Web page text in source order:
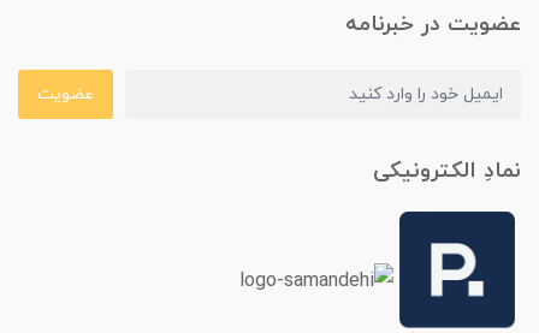
عضویت در خبرنامه
عضویت
نمادِ الکترونیکی